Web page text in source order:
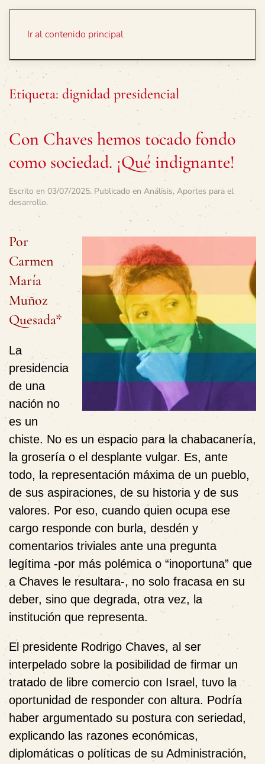
Ir al contenido principal
Etiqueta: dignidad presidencial
Con Chaves hemos tocado fondo
como sociedad. ¡Qué indignante!
Escrito en 03/07/2025. Publicado en Análisis, Aportes para el
desarrollo.
Por
Carmen
María
Muñoz
Quesada*
La
presidencia
de una
nación no
es un
chiste. No es un espacio para la chabacanería,
la grosería o el desplante vulgar. Es, ante
todo, la representación máxima de un pueblo,
de sus aspiraciones, de su historia y de sus
valores. Por eso, cuando quien ocupa ese
cargo responde con burla, desdén y
comentarios triviales ante una pregunta
legítima -por más polémica o “inoportuna” que
a Chaves le resultara-, no solo fracasa en su
deber, sino que degrada, otra vez, la
institución que representa.
El presidente Rodrigo Chaves, al ser
interpelado sobre la posibilidad de firmar un
tratado de libre comercio con Israel, tuvo la
oportunidad de responder con altura. Podría
haber argumentado su postura con seriedad,
explicando las razones económicas,
diplomáticas o políticas de su Administración,